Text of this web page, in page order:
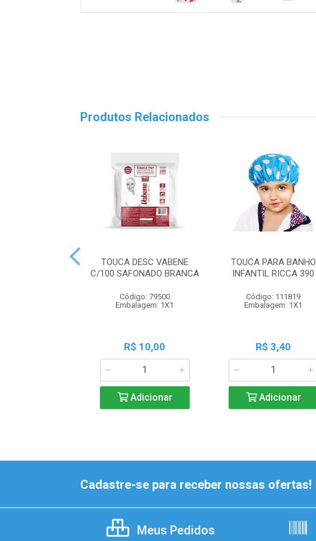
Produtos Relacionados
TOUCA DESC VABENE
C/100 SAFONADO BRANCA
Código: 79500
Embalagem: 1X1
R$ 10,00
Adicionar
TOUCA PARA BANHO
INFANTIL RICCA 390
Código: 111819
Embalagem: 1X1
R$ 3,40
Adicionar
Cadastre-se para receber nossas ofertas!
Meus Pedidos